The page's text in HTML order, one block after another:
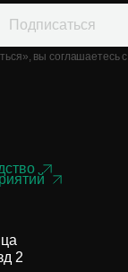
Подписаться
вы соглашаетесь с
2